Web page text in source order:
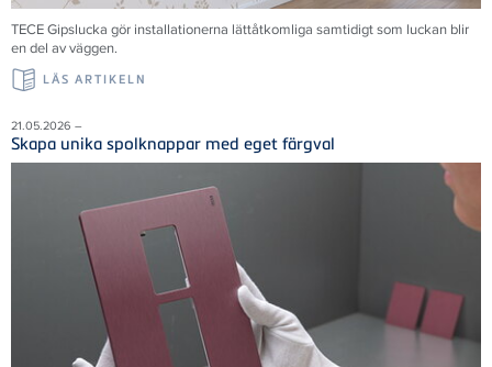
TECE Gipslucka gör installationerna lättåtkomliga samtidigt som luckan blir
en del av väggen.
LÄS ARTIKELN
21.05.2026 –
Skapa unika spolknappar med eget färgval